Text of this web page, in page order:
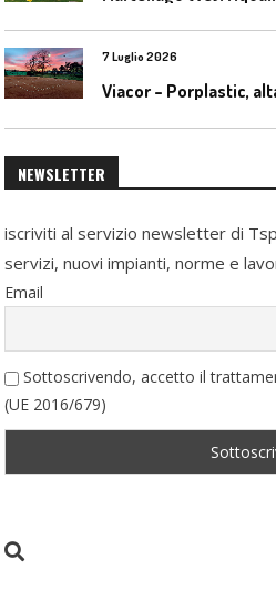
7 Luglio 2026
Viacor – Porplastic,
NEWSLETTER
iscriviti al servizio newsletter di
servizi, nuovi impianti, norme e
Email
Sottoscrivendo, accetto il
(UE 2016/679)